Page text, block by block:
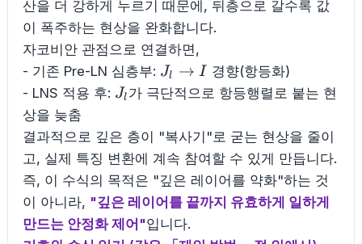
(h^{(l)})\right]
산을 더 강하게 누르기 때문에, 뒤층으로 갈수록 값
이 폭주하는 현상을 완화합니다.
자코비안 관점으로 연결하면,
- 기존 Pre-LN 심층부: J_l
\to
Jl → I 경향(항등화)
- LNS 적용 후: J_l
Jl 가 극단적으로 항등행렬로 붙는 현
상을 늦춤
결과적으로 깊은 층이 "복사기"로 굳는 현상을 줄이
고, 실제 특징 변환에 계속 참여할 수 있게 만듭니다.
즉, 이 수식의 목적은 "깊은 레이어를 약화"하는 것
이 아니라, "깊은 레이어를 끝까지 유효하게 일하게
만드는 안정화 제어"입니다.